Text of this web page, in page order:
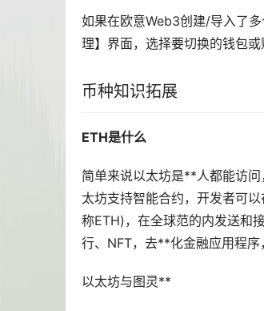
如果在欧意Web3创建/导入了
理】界面，选择要切换的钱包或
币种知识拓展
ETH是什么
简单来说以太坊是**人都能访问
太坊支持智能合约，开发者可
称ETH)，在全球范的内发送和
行、NFT，去**化金融应用程序
以太坊与图灵**